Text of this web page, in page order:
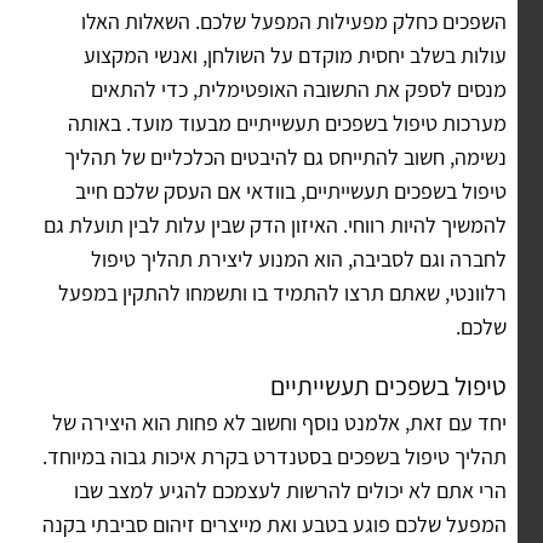
השפכים כחלק מפעילות המפעל שלכם. השאלות האלו
עולות בשלב יחסית מוקדם על השולחן, ואנשי המקצוע
מנסים לספק את התשובה האופטימלית, כדי להתאים
מערכות טיפול בשפכים תעשייתיים מבעוד מועד. באותה
נשימה, חשוב להתייחס גם להיבטים הכלכליים של תהליך
טיפול בשפכים תעשייתיים, בוודאי אם העסק שלכם חייב
להמשיך להיות רווחי. האיזון הדק שבין עלות לבין תועלת גם
לחברה וגם לסביבה, הוא המנוע ליצירת תהליך טיפול
רלוונטי, שאתם תרצו להתמיד בו ותשמחו להתקין במפעל
שלכם.
טיפול בשפכים תעשייתיים
יחד עם זאת, אלמנט נוסף וחשוב לא פחות הוא היצירה של
תהליך טיפול בשפכים בסטנדרט בקרת איכות גבוה במיוחד.
הרי אתם לא יכולים להרשות לעצמכם להגיע למצב שבו
המפעל שלכם פוגע בטבע ואת מייצרים זיהום סביבתי בקנה